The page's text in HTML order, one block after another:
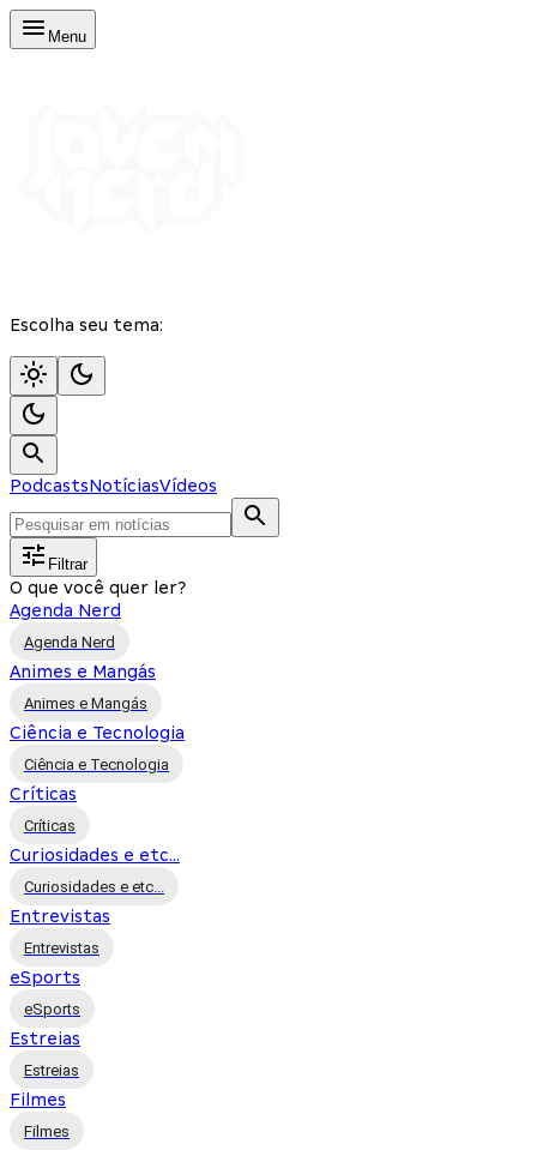
Menu
Escolha seu tema:
PodcastsNotíciasVídeos
Filtrar
O que você quer ler?
Agenda Nerd
Agenda Nerd
Animes e Mangás
Animes e Mangás
Ciência e Tecnologia
Ciência e Tecnologia
Críticas
Críticas
Curiosidades e etc...
Curiosidades e etc...
Entrevistas
Entrevistas
eSports
eSports
Estreias
Estreias
Filmes
Filmes